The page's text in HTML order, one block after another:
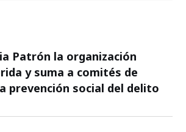
Patrón la organización
y suma a comités de
prevención social del delito